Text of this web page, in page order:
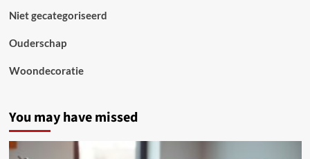
Niet gecategoriseerd
Ouderschap
Woondecoratie
You may have missed